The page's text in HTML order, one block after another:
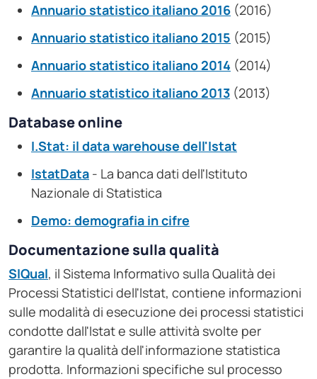
Annuario statistico italiano 2016 (2016)
Annuario statistico italiano 2015 (2015)
Annuario statistico italiano 2014 (2014)
Annuario statistico italiano 2013 (2013)
Database online
I.Stat: il data warehouse dell'Istat
IstatData - La banca dati dell'Istituto
Nazionale di Statistica
Demo: demografia in cifre
Documentazione sulla qualità
SIQual, il Sistema Informativo sulla Qualità dei
Processi Statistici dell'Istat, contiene informazioni
sulle modalità di esecuzione dei processi statistici
condotte dall'Istat e sulle attività svolte per
garantire la qualità dell'informazione statistica
prodotta. Informazioni specifiche sul processo